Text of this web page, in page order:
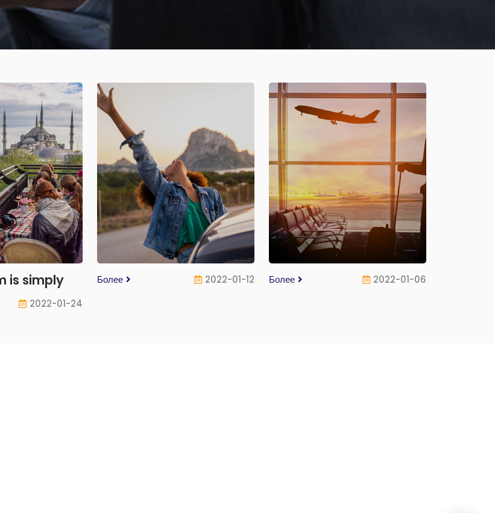
is simply
2022-01-24
Более 2022-01-12 Более 2022-01-06